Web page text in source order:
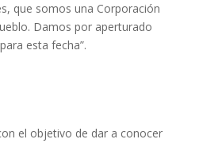
que somos una Corporación
Damos por aperturado
esta fecha”.
el objetivo de dar a conocer